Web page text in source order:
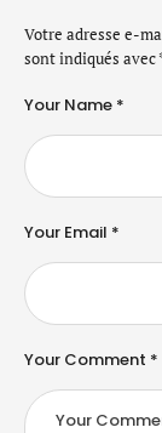
Votre adresse e-
sont indiqués avec
Your Comment *
Your Name *
Your Email *